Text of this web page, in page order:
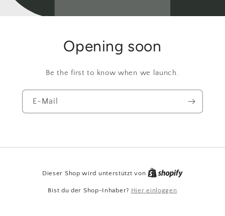
Opening soon
Be the first to know when we launch.
E-Mail
Dieser Shop wird unterstützt von
Bist du der Shop-Inhaber? Hier einloggen